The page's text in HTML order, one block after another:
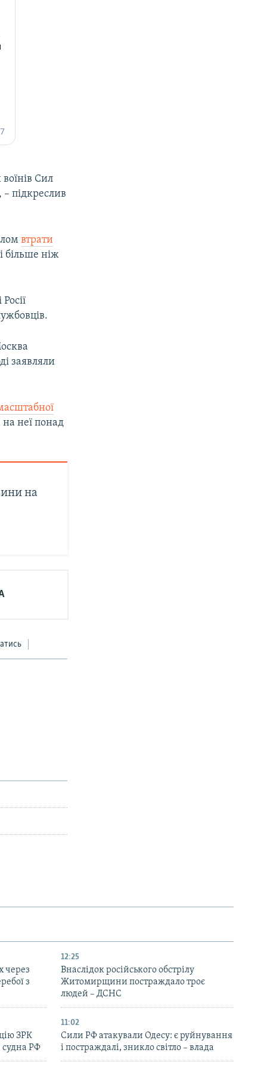
Сил
підкреслив
втрати
більше ніж
заявляли
неї понад
на
через
з
12:25
Внаслідок російського обстрілу
Житомирщини постраждало троє
людей – ДСНС
ЗРК
судна РФ
11:02
Сили РФ атакували Одесу: є руйнування
і постраждалі, зникло світло – влада